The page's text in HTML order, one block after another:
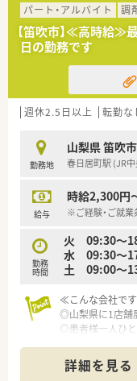
パート・アルバイト 調
【笛吹市】≪高時給≫
日の勤務です
週休2.5日以上 転勤な
勤務地
山梨県 笛吹市
春日居町駅 (JR
給与
時給2,300円
※ご経験・ご就
勤務
時間
火 09:30～
水 09:30～
土 09:00～
≪こんな会社で
◎山梨県に1店舗
◎患者様一人ひと
◎門前のドクタ
い環境があります。
詳細を見る